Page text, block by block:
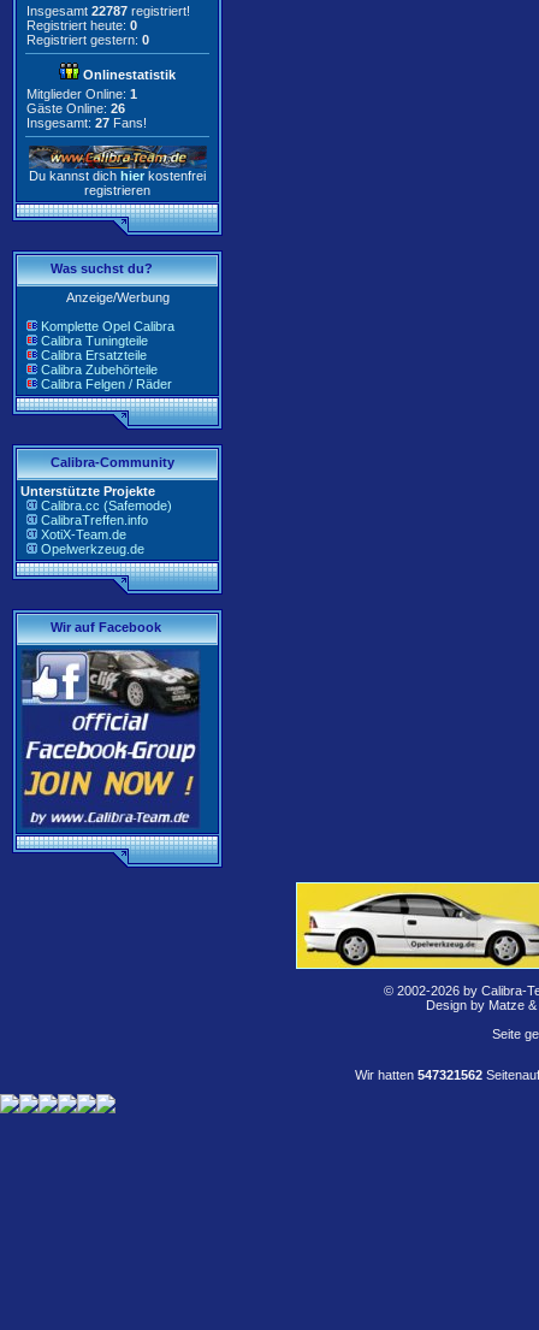
Insgesamt 22787 registriert!
Registriert heute: 0
Registriert gestern: 0
Onlinestatistik
Mitglieder Online: 1
Gäste Online: 26
Insgesamt: 27 Fans!
Du kannst dich hier kostenfrei
registrieren
Was suchst du?
Anzeige/Werbung
Komplette Opel Calibra
Calibra Tuningteile
Calibra Ersatzteile
Calibra Zubehörteile
Calibra Felgen / Räder
Calibra-Community
Unterstützte Projekte
Calibra.cc (Safemode)
CalibraTreffen.info
XotiX-Team.de
Opelwerkzeug.de
Wir auf Facebook
© 2002-2026 by Calibra-
Design by Matze
Seite
Wir hatten 547321562